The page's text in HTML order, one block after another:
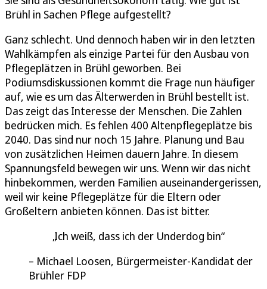
Brühl in Sachen Pflege aufgestellt?
Ganz schlecht. Und dennoch haben wir in den letzten
Wahlkämpfen als einzige Partei für den Ausbau von
Pflegeplätzen in Brühl geworben. Bei
Podiumsdiskussionen kommt die Frage nun häufiger
auf, wie es um das Älterwerden in Brühl bestellt ist.
Das zeigt das Interesse der Menschen. Die Zahlen
bedrücken mich. Es fehlen 400 Altenpflegeplätze bis
2040. Das sind nur noch 15 Jahre. Planung und Bau
von zusätzlichen Heimen dauern Jahre. In diesem
Spannungsfeld bewegen wir uns. Wenn wir das nicht
hinbekommen, werden Familien auseinandergerissen,
weil wir keine Pflegeplätze für die Eltern oder
Großeltern anbieten können. Das ist bitter.
Ich weiß, dass ich der Underdog bin
Michael Loosen, Bürgermeister-Kandidat der
Brühler FDP